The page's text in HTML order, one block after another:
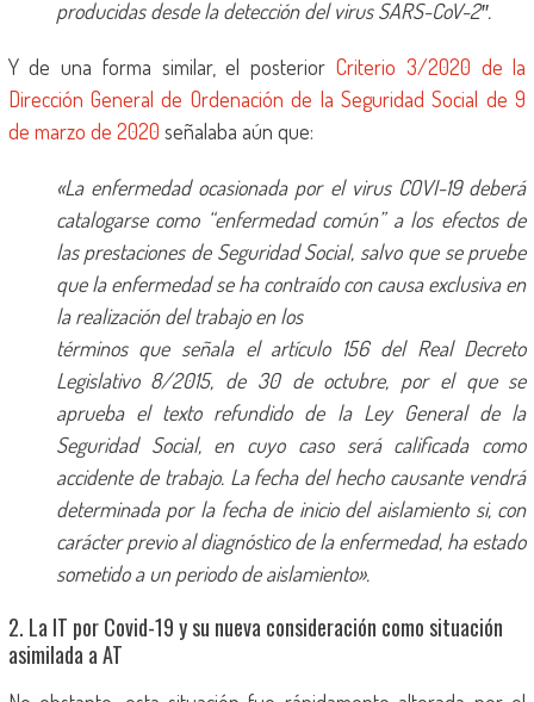
producidas desde la detección del virus SARS-CoV-2″.
Y de una forma similar, el posteriorCriterio 3/2020 de la
Dirección General de Ordenación de la Seguridad Social de 9
de marzo de 2020 señalaba aún que:
«La enfermedad ocasionada por el virus COVI-19 deberá
catalogarse como “enfermedad común” a los efectos de
las prestaciones de Seguridad Social, salvo que se pruebe
que la enfermedad se ha contraído con causa exclusiva en
la realización del trabajo en los
términos que señala el artículo 156 del Real Decreto
Legislativo 8/2015, de 30 de octubre, por el que se
aprueba el texto refundido de la Ley General de la
Seguridad Social, en cuyo caso será calificada como
accidente de trabajo. La fecha del hecho causante vendrá
determinada por la fecha de inicio del aislamiento si, con
carácter previo al diagnóstico de la enfermedad, ha estado
sometido a un periodo de aislamiento».
2. La IT por Covid-19 y su nueva consideración como situación
asimilada a AT